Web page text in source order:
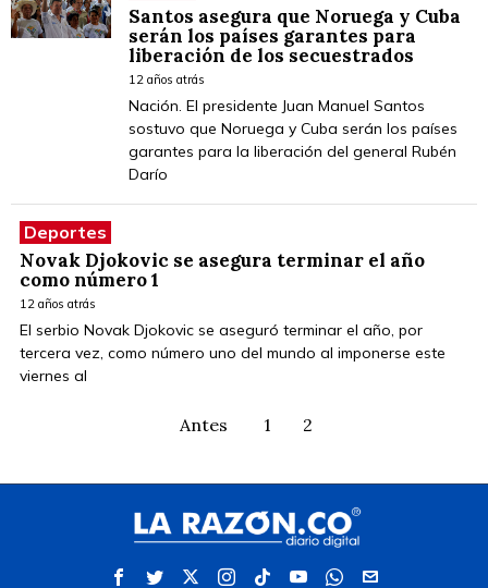
Santos asegura que Noruega y Cuba
serán los países garantes para
liberación de los secuestrados
12 años atrás
Nación. El presidente Juan Manuel Santos
sostuvo que Noruega y Cuba serán los países
garantes para la liberación del general Rubén
Darío
Deportes
Novak Djokovic se asegura terminar el año
como número 1
12 años atrás
El serbio Novak Djokovic se aseguró terminar el año, por
tercera vez, como número uno del mundo al imponerse este
viernes al
Antes 1 2